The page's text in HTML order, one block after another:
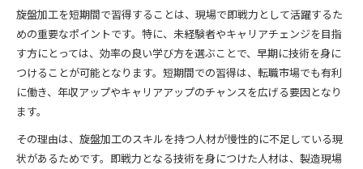
旋盤加工を短期間で習得することは、現場で即戦力として活躍するた
めの重要なポイントです。特に、未経験者やキャリアチェンジを目指
す方にとっては、効率の良い学び方を選ぶことで、早期に技術を身に
つけることが可能となります。短期間での習得は、転職市場でも有利
に働き、年収アップやキャリアアップのチャンスを広げる要因となり
ます。
その理由は、旋盤加工のスキルを持つ人材が慢性的に不足している現
状があるためです。即戦力となる技術を身につけた人材は、製造現場